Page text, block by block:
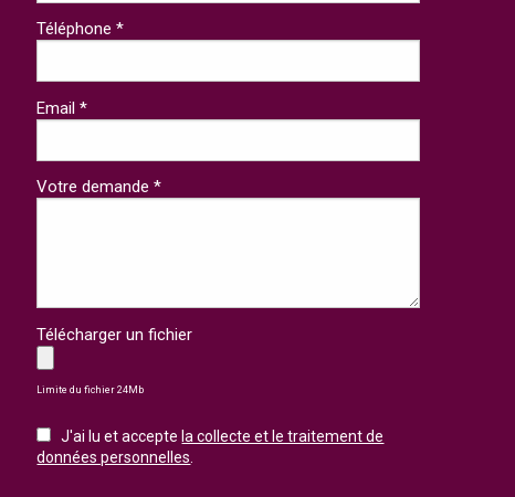
Téléphone *
Email *
Votre demande *
Télécharger un fichier
Limite du fichier 24Mb
J'ai lu et accepte la collecte et le traitement de
données personnelles